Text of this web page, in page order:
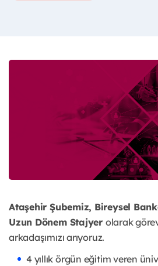
Ataşehir Şubemiz, Bireysel
Uzun Dönem Stajyer olarak
arkadaşımızı arıyoruz.
4 yıllık örgün eğitim veren